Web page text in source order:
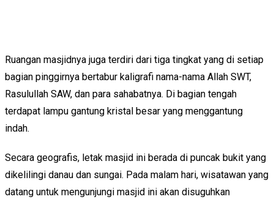
Ruangan masjidnya juga terdiri dari tiga tingkat yang di setiap
bagian pinggirnya bertabur kaligrafi nama-nama Allah SWT,
Rasulullah SAW, dan para sahabatnya. Di bagian tengah
terdapat lampu gantung kristal besar yang menggantung
indah.
Secara geografis, letak masjid ini berada di puncak bukit yang
dikelilingi danau dan sungai. Pada malam hari, wisatawan yang
datang untuk mengunjungi masjid ini akan disuguhkan